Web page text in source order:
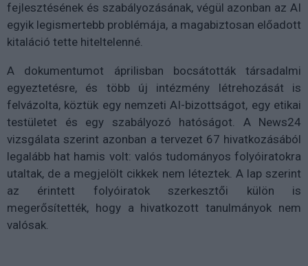
fejlesztésének és szabályozásának, végül azonban az AI
egyik legismertebb problémája, a magabiztosan előadott
kitaláció tette hiteltelenné.
A dokumentumot áprilisban bocsátották társadalmi
egyeztetésre, és több új intézmény létrehozását is
felvázolta, köztük egy nemzeti AI-bizottságot, egy etikai
testületet és egy szabályozó hatóságot. A News24
vizsgálata szerint azonban a tervezet 67 hivatkozásából
legalább hat hamis volt: valós tudományos folyóiratokra
utaltak, de a megjelölt cikkek nem léteztek. A lap szerint
az érintett folyóiratok szerkesztői külön is
megerősítették, hogy a hivatkozott tanulmányok nem
valósak.